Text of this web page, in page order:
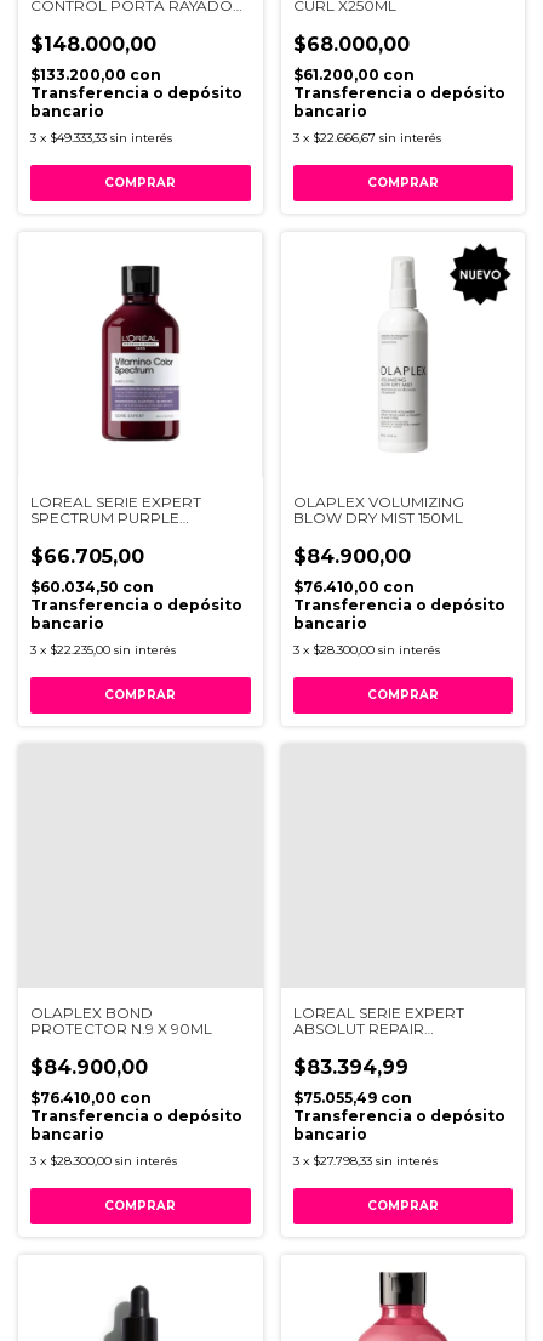
CONTROL PORTA RAYADO
$148.000,00
$133.200,00 con
Transferencia o depósito
bancario
3 x $49.333,33 sin interés
CURL X250ML
$68.000,00
$61.200,00 con
Transferencia o depósito
bancario
3 x $22.666,67 sin interés
LOREAL SERIE EXPERT
SPECTRUM PURPLE
$66.705,00
$60.034,50 con
Transferencia o depósito
bancario
3 x $22.235,00 sin interés
OLAPLEX VOLUMIZING
BLOW DRY MIST 150ML
$84.900,00
$76.410,00 con
Transferencia o depósito
bancario
3 x $28.300,00 sin interés
OLAPLEX BOND
PROTECTOR N.9 X 90ML
$84.900,00
$76.410,00 con
Transferencia o depósito
bancario
3 x $28.300,00 sin interés
LOREAL SERIE EXPERT
ABSOLUT REPAIR
V034
$83.394,99
$75.055,49 con
Transferencia o depósito
bancario
3 x $27.798,33 sin interés